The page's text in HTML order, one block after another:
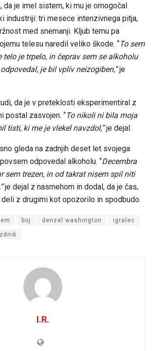
da je imel sistem, ki mu je omogočal
industriji: tri mesece intenzivnega pitja,
med snemanji. Kljub temu pa
telesu naredil veliko škode. “To sem
telo je trpelo, in čeprav sem se alkoholu
je bil vpliv neizogiben,”je
da je v preteklosti eksperimentiral z
postal zasvojen. “To nikoli ni bila moja
tisti, ki me je vlekel navzdol,”je dejal.
gleda na zadnjih deset let svojega
odpovedal alkoholu. “Decembra
sem trezen, in od takrat nisem spil niti
je dejal z nasmehom in dodal, da je čas,
z drugimi kot opozorilo in spodbudo.
boj denzel washington igralec
I.R.